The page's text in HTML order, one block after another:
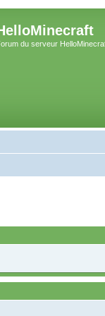
du serveur